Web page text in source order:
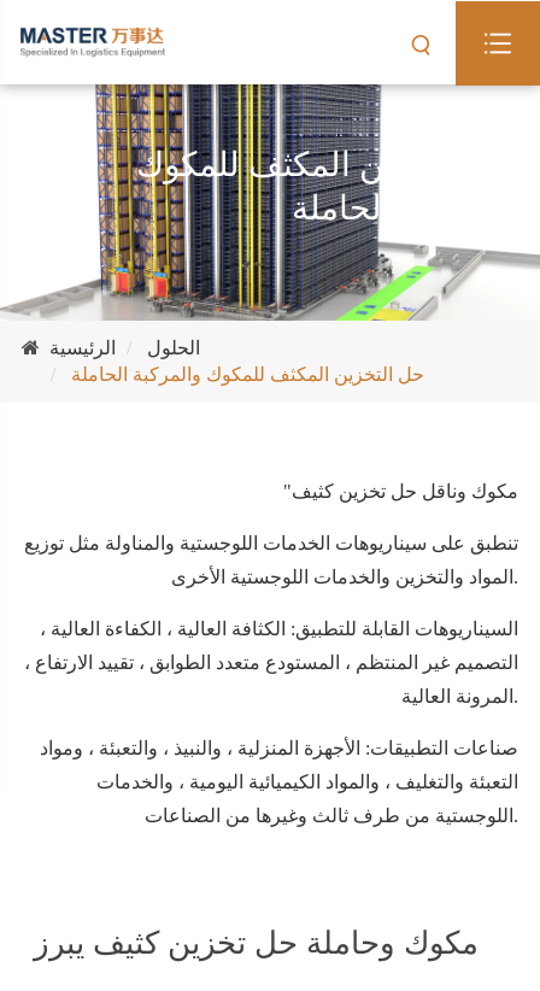
حل التخزين المكثف للمكوك
والمركبة الحاملة
الرئيسية
الحلول
حل التخزين المكثف للمكوك والمركبة الحاملة
"مكوك وناقل حل تخزين كثيف
تنطبق على سيناريوهات الخدمات اللوجستية والمناولة مثل توزيع
المواد والتخزين والخدمات اللوجستية الأخرى.
السيناريوهات القابلة للتطبيق: الكثافة العالية ، الكفاءة العالية ،
التصميم غير المنتظم ، المستودع متعدد الطوابق ، تقييد الارتفاع ،
المرونة العالية.
صناعات التطبيقات: الأجهزة المنزلية ، والنبيذ ، والتعبئة ، ومواد
التعبئة والتغليف ، والمواد الكيميائية اليومية ، والخدمات
اللوجستية من طرف ثالث وغيرها من الصناعات.
مكوك وحاملة حل تخزين كثيف يبرز